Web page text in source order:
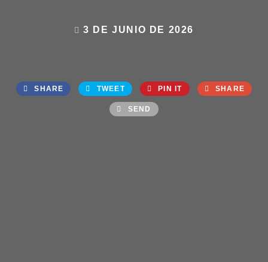
3 DE JUNIO DE 2026
SHARE TWEET PIN IT SHARE
SEND